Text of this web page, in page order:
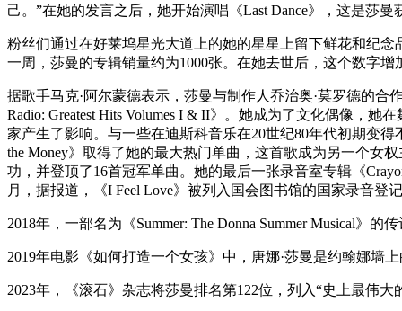
己。”在她的发言之后，她开始演唱《Last Dance》，这是莎
粉丝们通过在好莱坞星光大道上的她的星星上留下鲜花和纪
一周，莎曼的专辑销量约为1000张。在她去世后，这个数字增
据歌手马克·阿尔蒙德表示，莎曼与制作人乔治奥·莫罗德的合
Radio: Greatest Hits Volumes I & II》。她成为了文化偶像，
家产生了影响。与一些在迪斯科音乐在20世纪80年代初期变
the Money》取得了她的最大热门单曲，这首歌成为另一个女
功，并登顶了16首冠军单曲。她的最后一张录音室专辑《
月，据报道，《I Feel Love》被列入国会图书馆的国家录音
2018年，一部名为《Summer: The Donna Summer Musical》
2019年电影《如何打造一个女孩》中，唐娜·莎曼是约翰娜墙
2023年，《滚石》杂志将莎曼排名第122位，列入“史上最伟大